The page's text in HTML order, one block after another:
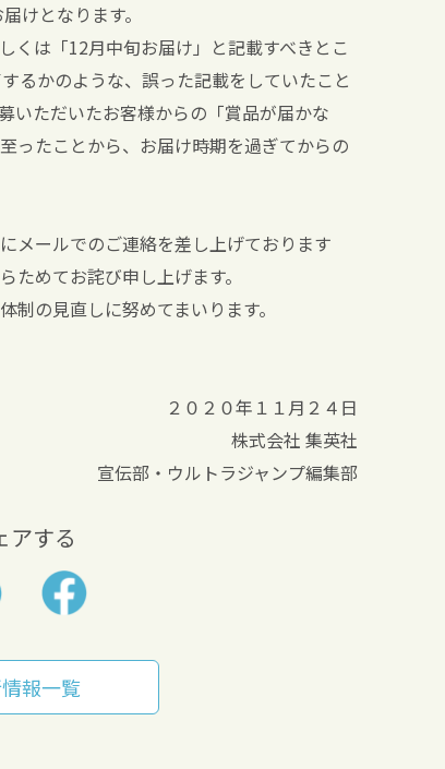
けとなります。
くは「12月中旬お届け」と記載すべきとこ
るかのような、誤った記載をしていたこと
いただいたお客様からの「賞品が届かな
ったことから、お届け時期を過ぎてからの
メールでのご連絡を差し上げております
めてお詫び申し上げます。
の見直しに努めてまいります。
２０２０年１１月２４日
株式会社 集英社
宣伝部・ウルトラジャンプ編集部
アする
報一覧